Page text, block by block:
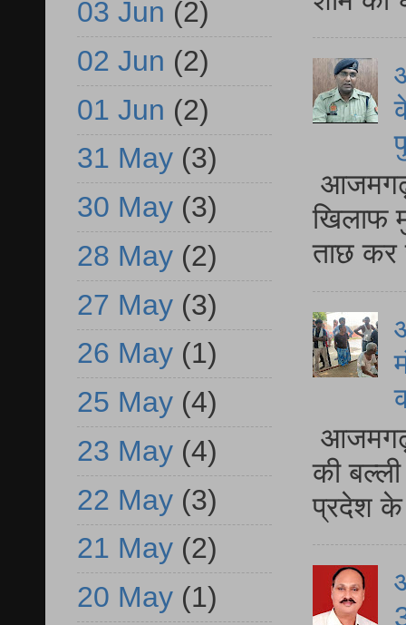
आजमगढ़
खिलाफ
ताछ कर
आजमगढ़
की
प्रदेश
03 Jun (2)
02 Jun (2)
01 Jun (2)
31 May (3)
30 May (3)
28 May (2)
27 May (3)
26 May (1)
25 May (4)
23 May (4)
22 May (3)
21 May (2)
20 May (1)